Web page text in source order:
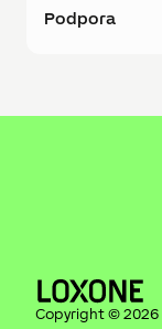
Podpora
Copyright © 2026